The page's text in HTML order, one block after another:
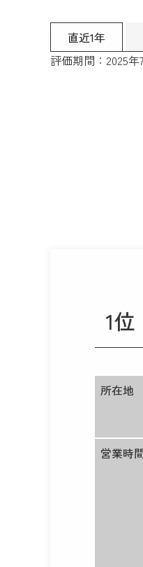
直近1年
評価期間：2025年
1位
所在地
営業時